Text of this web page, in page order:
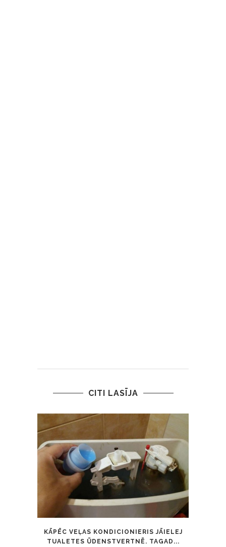
CITI LASĪJA
KĀPĒC VEĻAS KONDICIONIERIS JĀIELEJ
TUALETES ŪDENSTVERTNĒ. TAGAD...